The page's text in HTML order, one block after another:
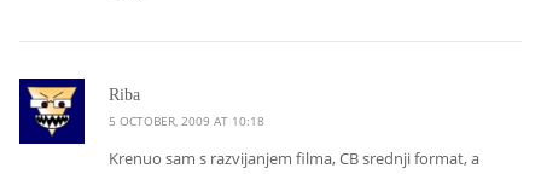
Ribasays:
5 OCTOBER, 2009 AT 10:18
Krenuo sam s razvijanjem filma, CB srednji format, a